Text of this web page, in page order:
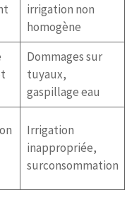
irrigation non
homogène
Dommages sur
tuyaux,
gaspillage eau
Irrigation
inappropriée,
surconsommation